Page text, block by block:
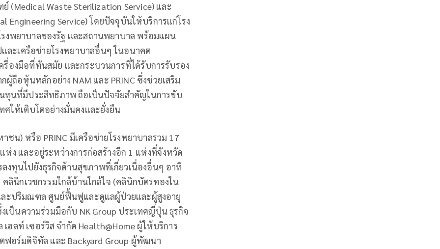
(Medical Waste Sterilization Service) และ
Engineering Service) โดยปัจจุบันให้บริการแก่โรง
รงพยาบาลของรัฐ และสถานพยาบาล พร้อมแผน
ละเครือข่ายโรงพยาบาลอื่นๆ ในอนาคต
องมือที่ทันสมัย และกระบวนการที่ได้รับการรับรอง
ถือหุ้นหลักอย่าง NAM และ PRINC ซึ่งช่วยเสริม
นที่มีประสิทธิภาพ ถือเป็นปัจจัยสำคัญในการขับ
ให้เติบโตอย่างมั่นคงและยั่งยืน
) หรือ PRINC มีเครือข่ายโรงพยาบาลรวม 17
ห่ง และอยู่ระหว่างการก่อสร้างอีก 1 แห่งที่จังหวัด
งทุนไปยังธุรกิจด้านสุขภาพที่เกี่ยวเนื่องอื่นๆ อาทิ
คลินิกเวชกรรมใกล้บ้านใกล้ใจ (คลินิกบัตรทองใน
ละปริมณฑล ศูนย์ฟื้นฟูและดูแลผู้ป่วยและผู้สูงอายุ
งเป็นความร่วมมือกับ NK Group ประเทศญี่ปุ่น ธุรกิจ
ลท์ เซอร์วิส จำกัด Health@Home ผู้ให้บริการ
อร์มดิจิทัล และ Backyard Group ผู้พัฒนา